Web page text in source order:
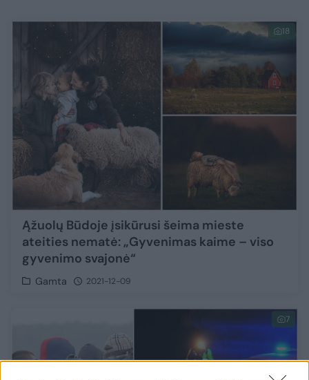
18
Ąžuolų Būdoje įsikūrusi šeima mieste
ateities nematė: „Gyvenimas kaime – viso
gyvenimo svajonė“
Gamta 2021-12-09
7